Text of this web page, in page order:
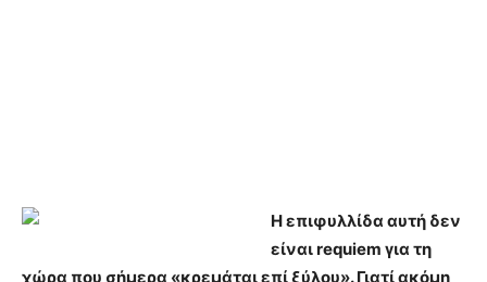
Η επιφυλλίδα αυτή δεν
είναι requiem για τη
χώρα που σήμερα «κρεμάται επί ξύλου». Γιατί ακόμη